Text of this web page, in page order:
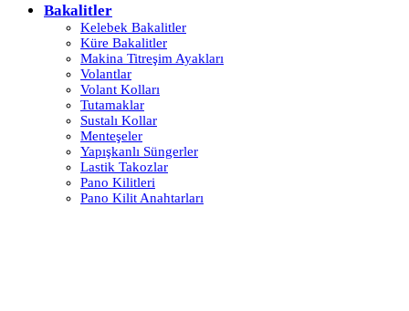
Bakalitler
Kelebek Bakalitler
Küre Bakalitler
Makina Titreşim Ayakları
Volantlar
Volant Kolları
Tutamaklar
Sustalı Kollar
Menteşeler
Yapışkanlı Süngerler
Lastik Takozlar
Pano Kilitleri
Pano Kilit Anahtarları